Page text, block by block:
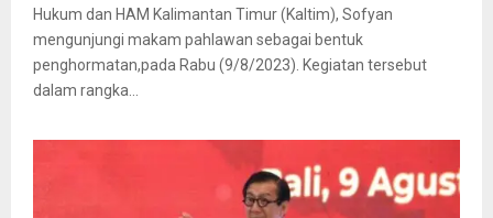
Hukum dan HAM Kalimantan Timur (Kaltim), Sofyan
mengunjungi makam pahlawan sebagai bentuk
penghormatan,pada Rabu (9/8/2023). Kegiatan tersebut
dalam rangka...